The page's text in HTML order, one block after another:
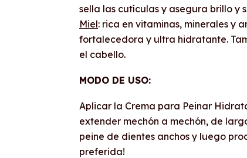
sella las cutículas y asegura brillo y
Miel: rica en vitaminas, minerales y
fortalecedora y ultra hidratante.
el cabello.
MODO DE USO:
Aplicar la Crema para Peinar
extender mechón a mechón, de
peine de dientes anchos y luego
preferida!